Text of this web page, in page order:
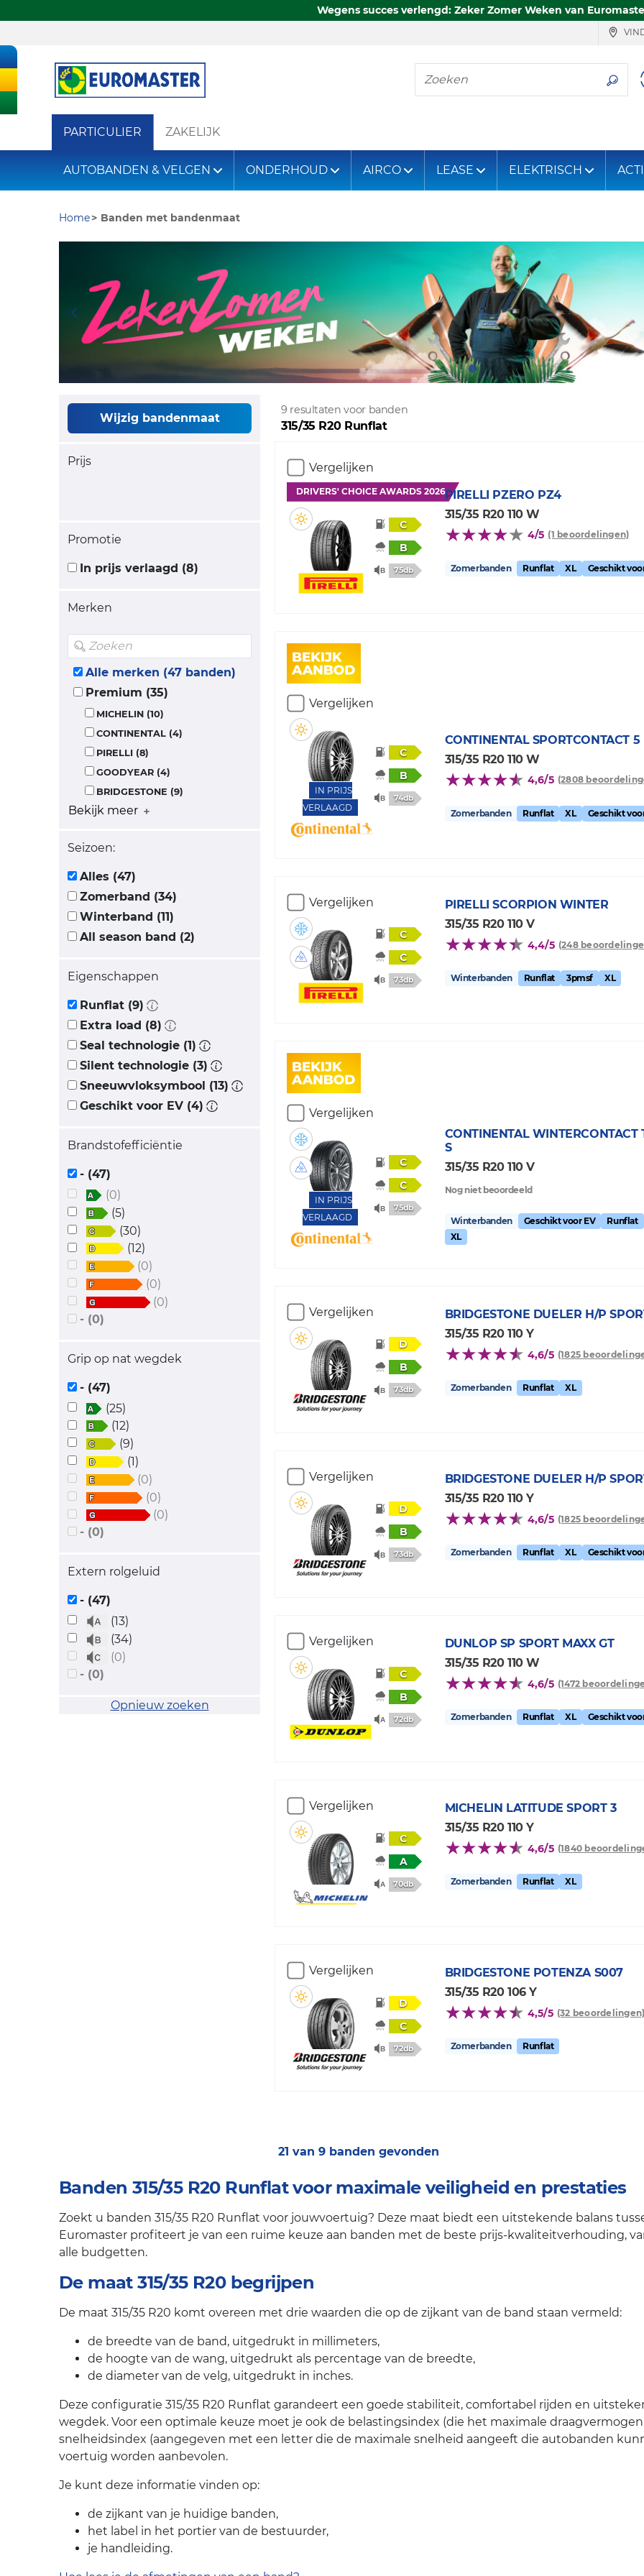
Wegens succes verlengd: Zeker Zomer Weken van
Zoeken
PARTICULIER ZAKELIJK
AUTOBANDEN & VELGEN ONDERHOUD AIRCO LEASE ELEKTRISCH
Home Banden met bandenmaat
Wijzig bandenmaat
Prijs
Promotie
In prijs verlaagd (8)
Merken
Alle merken (47 banden)
Premium (35)
MICHELIN (10)
CONTINENTAL (4)
PIRELLI (8)
GOODYEAR (4)
BRIDGESTONE (9)
Bekijk meer
Seizoen:
Alles (47)
Zomerband (34)
Winterband (11)
All season band (2)
Eigenschappen
Runflat (9)
Extra load (8)
Seal technologie (1)
Silent technologie (3)
Sneeuwvloksymbool (13)
Geschikt voor EV (4)
Brandstofefficiëntie
- (47)
(0)
(5)
(30)
(12)
(0)
(0)
(0)
- (0)
Grip op nat wegdek
- (47)
(25)
(12)
(9)
(1)
(0)
(0)
(0)
- (0)
Extern rolgeluid
- (47)
(13)
(34)
(0)
- (0)
Opnieuw zoeken
9 resultaten voor banden
315/35 R20 Runflat
Vergelijken
DRIVERS' CHOICE AWARDS 2026
C
B
75db
PIRELLI PZERO PZ4
315/35 R20 110 W
4/5 (1 beoordelingen)
Zomerbanden Runflat XL Geschikt
Vergelijken
IN PRIJS
VERLAAGD
C
B
74db
CONTINENTAL SPORTCONTACT 5
315/35 R20 110 W
4,6/5 (2808
Zomerbanden Runflat XL Geschikt
Vergelijken
C
C
73db
PIRELLI SCORPION WINTER
315/35 R20 110 V
4,4/5 (248
Winterbanden Runflat 3pmsf XL
Vergelijken
IN PRIJS
VERLAAGD
C
C
75db
CONTINENTAL WINTERCONTACT
S
315/35 R20 110 V
Nog niet beoordeeld
Winterbanden Geschikt voor EV
Runflat
XL
Vergelijken
D
B
73db
BRIDGESTONE DUELER H/P
315/35 R20 110 Y
4,6/5 (1825
Zomerbanden Runflat XL
Vergelijken
D
B
73db
BRIDGESTONE DUELER H/P
315/35 R20 110 Y
4,6/5 (1825
Zomerbanden Runflat XL Geschikt
Vergelijken
C
B
72db
DUNLOP SP SPORT MAXX GT
315/35 R20 110 W
4,6/5 (1472
Zomerbanden Runflat XL Geschikt
Vergelijken
C
A
70db
MICHELIN LATITUDE SPORT 3
315/35 R20 110 Y
4,6/5 (1840
Zomerbanden Runflat XL
Vergelijken
D
C
72db
BRIDGESTONE POTENZA S007
315/35 R20 106 Y
4,5/5 (32
Zomerbanden Runflat
21 van 9 banden gevonden
Banden 315/35 R20 Runflat voor maximale veiligheid en prestaties
Zoekt u banden 315/35 R20 Runflat voor jouwvoertuig? Deze maat biedt een uitstekende balans
Euromaster profiteert je van een ruime keuze aan banden met de beste prijs-kwaliteitverhouding,
alle budgetten.
De maat 315/35 R20 begrijpen
De maat 315/35 R20 komt overeen met drie waarden die op de zijkant van de band staan vermeld:
de breedte van de band, uitgedrukt in millimeters,
de hoogte van de wang, uitgedrukt als percentage van de breedte,
de diameter van de velg, uitgedrukt in inches.
Deze configuratie 315/35 R20 Runflat garandeert een goede stabiliteit, comfortabel rijden en
wegdek. Voor een optimale keuze moet je ook de belastingsindex (die het maximale
snelheidsindex (aangegeven met een letter die de maximale snelheid aangeeft die autobanden
voertuig worden aanbevolen.
Je kunt deze informatie vinden op:
de zijkant van je huidige banden,
het label in het portier van de bestuurder,
je handleiding.